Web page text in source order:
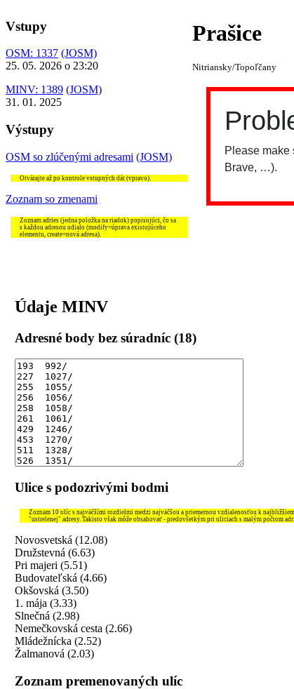
Vstupy
OSM: 1337 (JOSM)
25. 05. 2026 o 23:20
MINV: 1389 (JOSM)
31. 01. 2025
Výstupy
OSM so zlúčenými adresami (JOSM)
Otvárajte až po kontrole vstupných dát (vpravo).
Zoznam so zmenami
Zoznam adries (jedna položka na riadok) popisujúci, čo sa
s každou adresou udialo (modify=úprava existujúceho
elementu, create=nová adresa).
Prašice
Nitriansky/Topoľčany
Údaje MINV
Adresné body bez súradníc (18)
Ulice s podozrivými bodmi
Zoznam 10 ulíc s najväčšími rozdielmi medzi najväčšou a priemernou vzdialenosťou k
"ustrelenej" adresy. Takisto však môže obsahovať - predovšetkým pri uliciach s malým počtom
Novosvetská (12.08)
Družstevná (6.63)
Pri majeri (5.51)
Budovateľská (4.66)
Okšovská (3.50)
1. mája (3.33)
Slnečná (2.98)
Nemečkovská cesta (2.66)
Mládežnícka (2.52)
Žalmanová (2.03)
Zoznam premenovaných ulíc